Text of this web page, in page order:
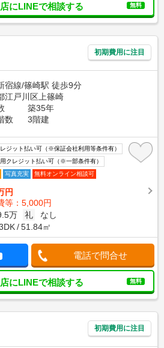
にLINEで相談する 無料
初期費用に注目
宿線/篠崎駅 徒歩9分
江戸川区上篠崎
築35年
数
3階建
ジット払い可（※保証会社利用等条件有）
クレジット払い可（※一部条件有）
写真充実 無料オンライン相談可
円
等：5,000円
万 礼
なし
51.84㎡
電話で問合せ
にLINEで相談する 無料
初期費用に注目